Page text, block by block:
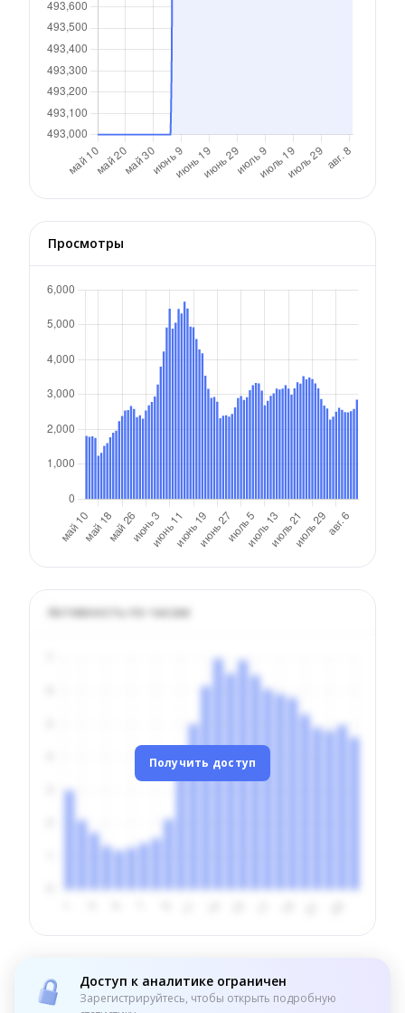
Просмотры
Активность по часам
Получить доступ
Доступ к аналитике ограничен
Зарегистрируйтесь, чтобы открыть подробную